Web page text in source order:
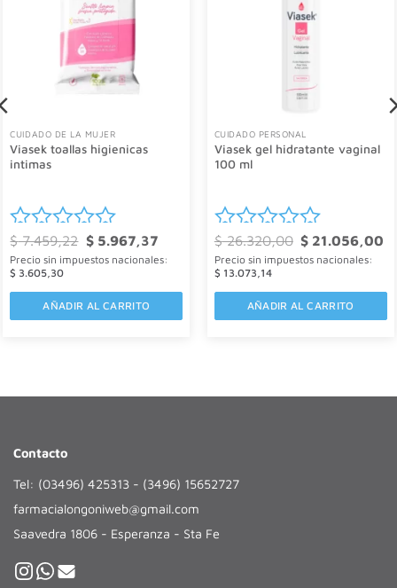
CUIDADO DE LA MUJER
Viasek toallas higienicas
intimas
Valorado
con
0
$7.459,22 El
precio
original
$5.967,37El
actual
$ 5.967,37.
Precio sin impuestos nacionales:
$ 3.605,30
AÑADIR AL CARRITO
CUIDADO PERSONAL
Viasek gel hidratante vaginal
100 ml
Valorado
con
0
$26.320,00 El
precio
original
$21.056,00El
Precio sin impuestos nacionales:
$ 13.073,14
AÑADIR AL CARRITO
Contacto
Tel: (03496) 425313 - (3496) 15652727
farmacialongoniweb@gmail.com
Saavedra 1806 - Esperanza - Sta Fe